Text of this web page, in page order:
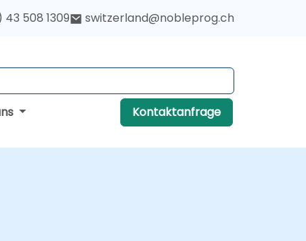
43 508 1309 switzerland@nobleprog.ch
Kontaktanfrage